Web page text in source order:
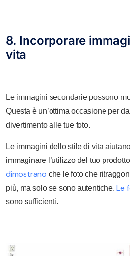
8. Incorporare
vita
Le immagini secondarie possono
Questa è un’ottima occasione per
divertimento alle tue foto.
Le immagini dello stile di vita
immaginare l’utilizzo del tuo
dimostrano che le foto che
più, ma solo se sono autentiche.Le
sono sufficienti.